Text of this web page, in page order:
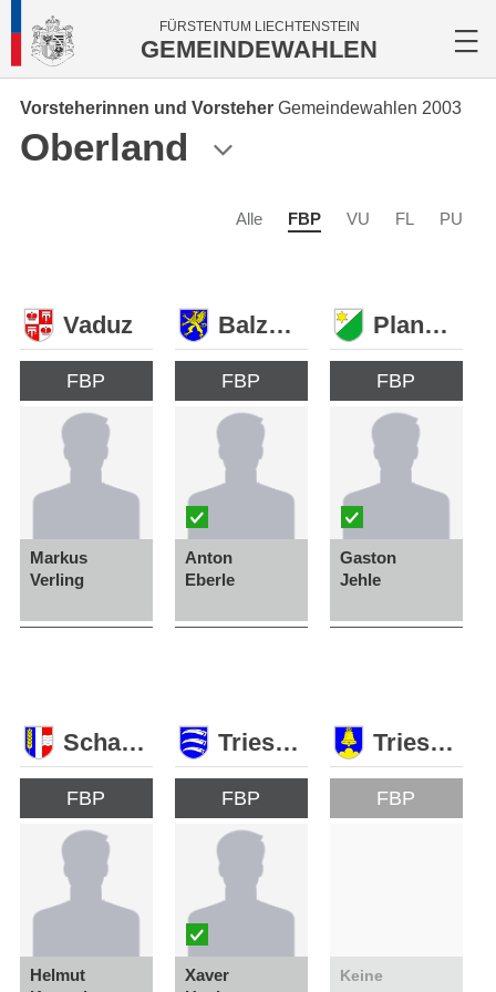
FÜRSTENTUM LIECHTENSTEIN
GEMEINDEWAHLEN
Vorsteherinnen und Vorsteher Gemeindewahlen 2003
Oberland
Alle FBP VU FL PU
Vaduz
FBP
Markus
Verling
Balzers
FBP
Anton
Eberle
Planken
FBP
Gaston
Jehle
Schaan
FBP
Helmut
Triesen
FBP
Xaver
Triesenberg
FBP
Keine